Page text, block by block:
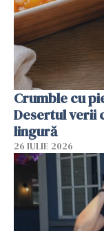
Crumble cu
Desertul verii
lingură
26 IULIE 2026